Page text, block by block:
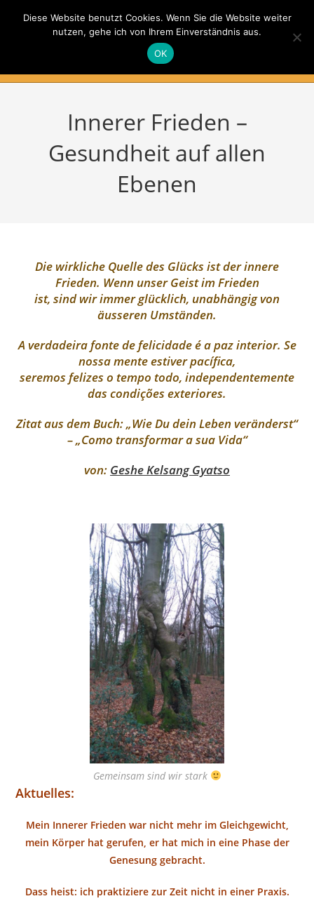
Inhalt
Gesundheit auf allen Ebenen
Innerer Frieden –
Gesundheit auf allen
Ebenen
Die wirkliche Quelle des Glücks ist der innere
Frieden. Wenn unser Geist im Frieden
ist, sind wir immer glücklich, unabhängig von
äusseren Umständen.
A verdadeira fonte de felicidade é a paz interior. Se
nossa mente estiver pacífica,
seremos felizes o tempo todo, independentemente
das condições exteriores.
Zitat aus dem Buch: „Wie Du dein Leben veränderst“
– „Como transformar a sua Vida“
von: Geshe Kelsang Gyatso
Gemeinsam sind wir stark
Aktuelles:
Mein Innerer Frieden war nicht mehr im Gleichgewicht,
mein Körper hat gerufen, er hat mich in eine Phase der
Genesung gebracht.
Dass heist: ich praktiziere zur Zeit nicht in einer Praxis.
Diese Website benutzt Cookies. Wenn Sie die Website weiter
nutzen, gehe ich von Ihrem Einverständnis aus.
OK